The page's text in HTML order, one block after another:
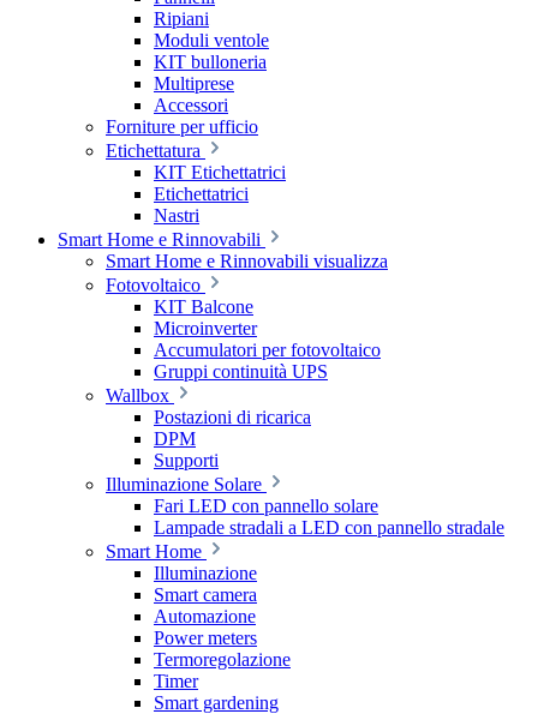
Ripiani
Moduli ventole
KIT bulloneria
Multiprese
Accessori
Forniture per ufficio
Etichettatura
KIT Etichettatrici
Etichettatrici
Nastri
Smart Home e Rinnovabili
Smart Home e Rinnovabili visualizza
Fotovoltaico
KIT Balcone
Microinverter
Accumulatori per fotovoltaico
Gruppi continuità UPS
Wallbox
Postazioni di ricarica
DPM
Supporti
Illuminazione Solare
Fari LED con pannello solare
Lampade stradali a LED con pannello stradale
Smart Home
Illuminazione
Smart camera
Automazione
Power meters
Termoregolazione
Timer
Smart gardening